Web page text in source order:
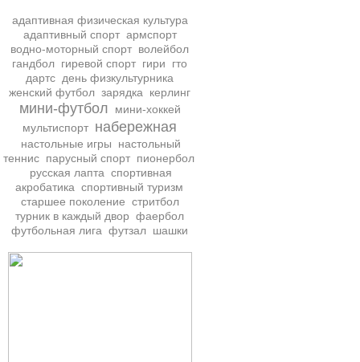
адаптивная физическая культура
адаптивный спорт армспорт
водно-моторный спорт волейбол
гандбол гиревой спорт гири
гто
дартс день физкультурника
женский футбол зарядка керлинг
мини-футбол
мини-хоккей
мультиспорт набережная
настольные игры
настольный
теннис парусный спорт пионербол
русская лапта спортивная
акробатика спортивный туризм
старшее поколение стритбол
турник в каждый двор фаербол
футбольная лига футзал шашки